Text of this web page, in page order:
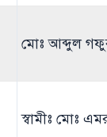
মোঃ আব্দুল
স্বামীঃ মোঃ